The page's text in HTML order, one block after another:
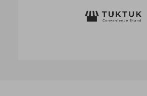
電話・映像コミュニケーション